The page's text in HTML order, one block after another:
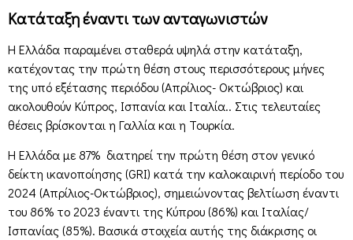
Κατάταξη έναντι των ανταγωνιστών
Η Ελλάδα παραμένει σταθερά υψηλά στην κατάταξη,
κατέχοντας την πρώτη θέση στους περισσότερους μήνες
της υπό εξέτασης περιόδου (Απρίλιος- Οκτώβριος) και
ακολουθούν Κύπρος, Ισπανία και Ιταλία.. Στις τελευταίες
θέσεις βρίσκονται η Γαλλία και η Τουρκία.
Η Ελλάδα με 87% διατηρεί την πρώτη θέση στον γενικό
δείκτη ικανοποίησης (GRI) κατά την καλοκαιρινή περίοδο του
2024 (Απρίλιος-Οκτώβριος), σημειώνοντας βελτίωση έναντι
του 86% το 2023 έναντι της Κύπρου (86%) και Ιταλίας/
Ισπανίας (85%). Βασικά στοιχεία αυτής της διάκρισης οι